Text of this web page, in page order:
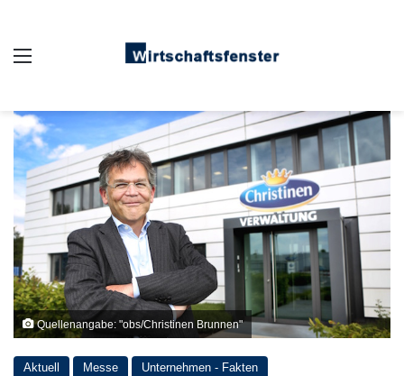
Quellenangabe: "obs/Christinen Brunnen"
Aktuell Messe Unternehmen - Fakten